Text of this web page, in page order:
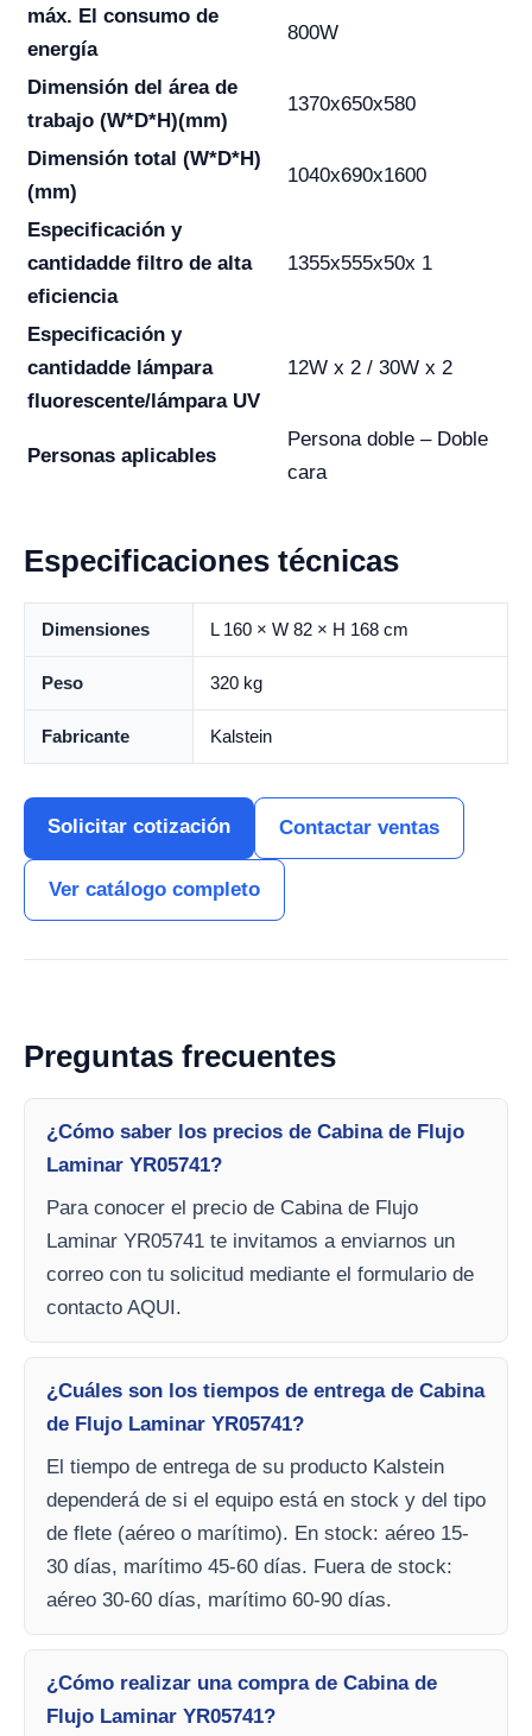
máx. El consumo de
energía
800W
Dimensión del área de
trabajo (W*D*H)(mm)
1370x650x580
Dimensión total (W*D*H)
(mm)
1040x690x1600
Especificación y
cantidadde filtro de alta
eficiencia
1355x555x50x 1
Especificación y
cantidadde lámpara
fluorescente/lámpara UV
12W x 2 / 30W x 2
Personas aplicables
Persona doble – Doble
cara
Especificaciones técnicas
Dimensiones L 160 × W 82 × H 168 cm
Peso 320 kg
Fabricante Kalstein
Solicitar cotización Contactar ventas
Ver catálogo completo
Preguntas frecuentes
¿Cómo saber los precios de Cabina de Flujo
Laminar YR05741?
Para conocer el precio de Cabina de Flujo
Laminar YR05741 te invitamos a enviarnos un
correo con tu solicitud mediante el formulario de
contacto AQUI.
¿Cuáles son los tiempos de entrega de Cabina
de Flujo Laminar YR05741?
El tiempo de entrega de su producto Kalstein
dependerá de si el equipo está en stock y del tipo
de flete (aéreo o marítimo). En stock: aéreo 15-
30 días, marítimo 45-60 días. Fuera de stock:
aéreo 30-60 días, marítimo 60-90 días.
¿Cómo realizar una compra de Cabina de
Flujo Laminar YR05741?